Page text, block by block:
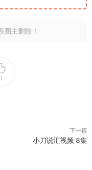
圈主删除！
下一篇
小刀说汇视频 8集